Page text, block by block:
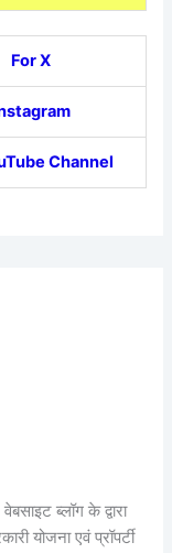
For X
Channel
ब्लॉग के द्वारा
योजना एवं प्रॉपर्टी